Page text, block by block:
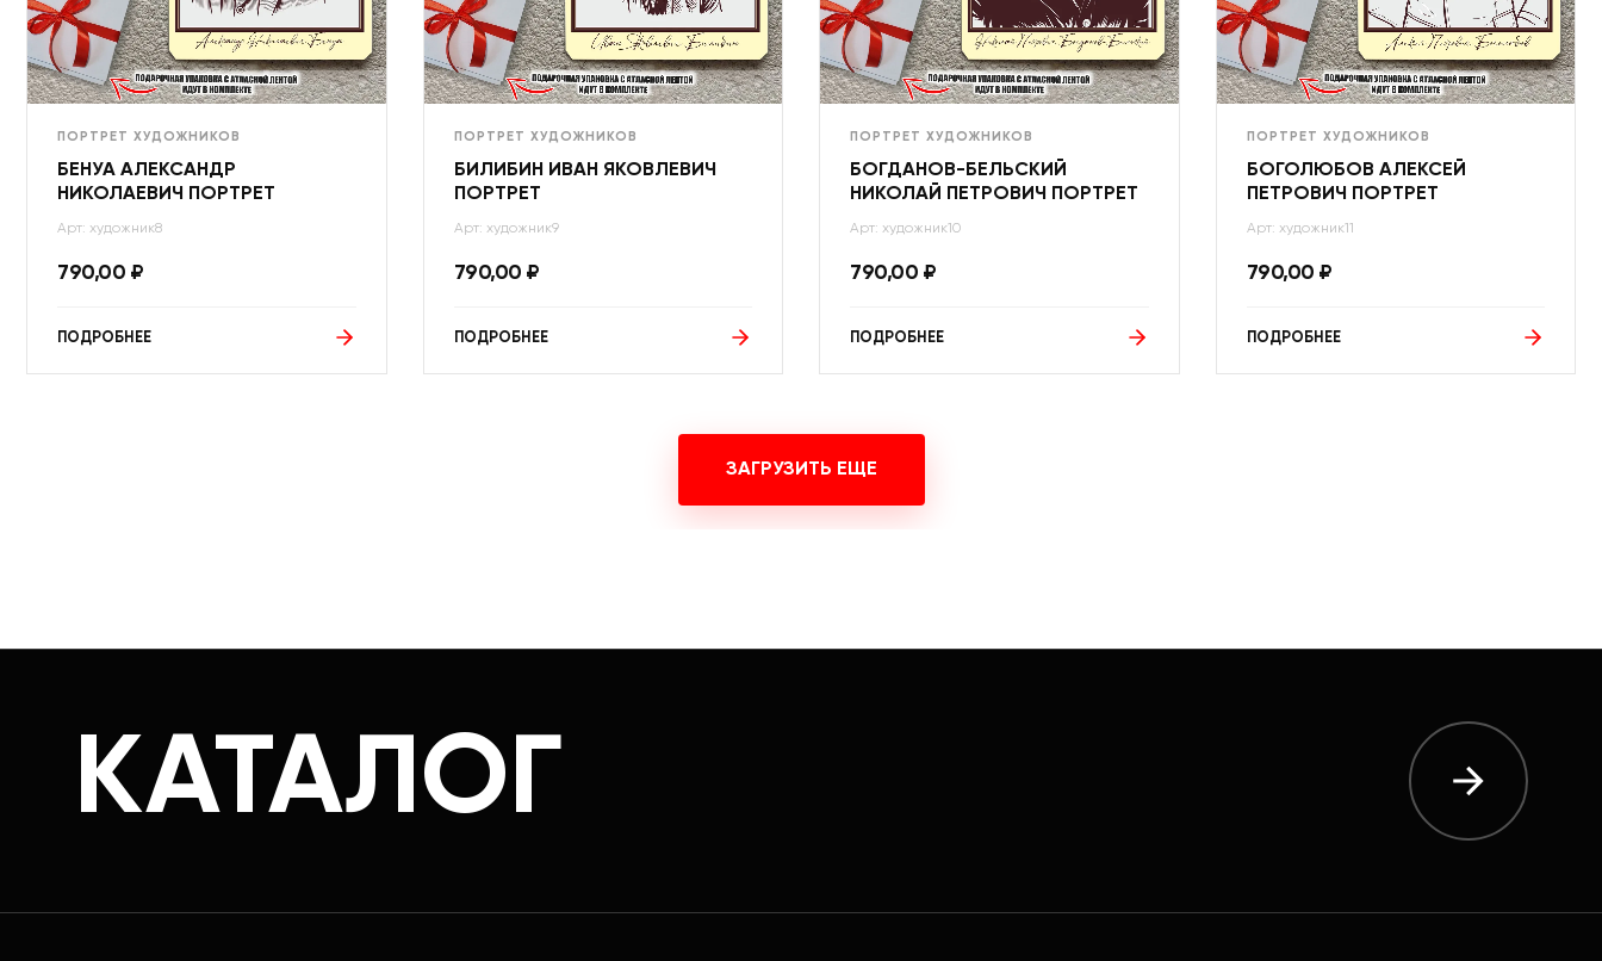
ПОРТРЕТ ХУДОЖНИКОВ
БЕНУА АЛЕКСАНДР
НИКОЛАЕВИЧ ПОРТРЕТ
Арт: художник8
790,00 ₽
ПОДРОБНЕЕ
ПОРТРЕТ ХУДОЖНИКОВ
БИЛИБИН ИВАН ЯКОВЛЕВИЧ
ПОРТРЕТ
Арт: художник9
790,00 ₽
ПОДРОБНЕЕ
ПОРТРЕТ ХУДОЖНИКОВ
БОГДАНОВ-БЕЛЬСКИЙ
НИКОЛАЙ ПЕТРОВИЧ ПОРТРЕТ
Арт: художник10
790,00 ₽
ПОДРОБНЕЕ
ПОРТРЕТ ХУДОЖНИКОВ
БОГОЛЮБОВ АЛЕКСЕЙ
ПЕТРОВИЧ ПОРТРЕТ
Арт: художник11
790,00 ₽
ПОДРОБНЕЕ
ЗАГРУЗИТЬ ЕЩЕ
КАТАЛОГ